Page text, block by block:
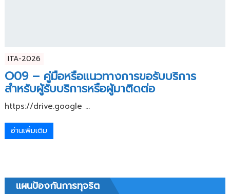
ITA-2026
O09 – คู่มือหรือแนวทางการขอรับบริการ
สำหรับผู้รับบริการหรือผู้มาติดต่อ
https://drive.google ...
อ่านเพิ่มเติม
แผนป้องกันการทุจริต